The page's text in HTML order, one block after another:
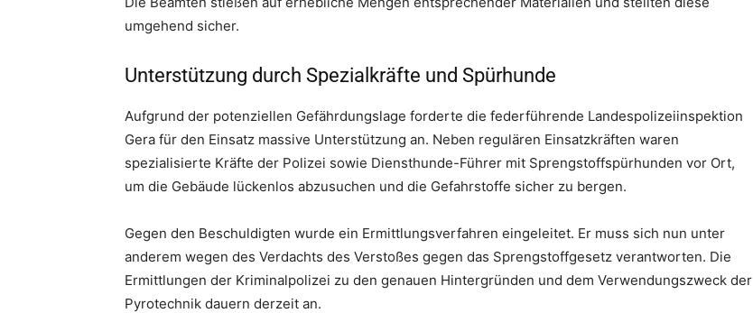
umgehend sicher.
Unterstützung durch Spezialkräfte und Spürhunde
Aufgrund der potenziellen Gefährdungslage forderte die federführende Landespolizeiinspektion
Gera für den Einsatz massive Unterstützung an. Neben regulären Einsatzkräften waren
spezialisierte Kräfte der Polizei sowie Diensthunde-Führer mit Sprengstoffspürhunden vor Ort,
um die Gebäude lückenlos abzusuchen und die Gefahrstoffe sicher zu bergen.
Gegen den Beschuldigten wurde ein Ermittlungsverfahren eingeleitet. Er muss sich nun unter
anderem wegen des Verdachts des Verstoßes gegen das Sprengstoffgesetz verantworten. Die
Ermittlungen der Kriminalpolizei zu den genauen Hintergründen und dem Verwendungszweck der
Pyrotechnik dauern derzeit an.